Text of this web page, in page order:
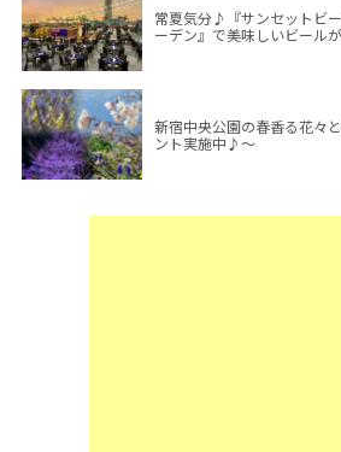
常夏気分♪『サンセットビ
ーデン』で美味しいビール
新宿中央公園の春香る花々
ント実施中♪～